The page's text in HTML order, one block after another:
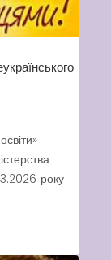
року